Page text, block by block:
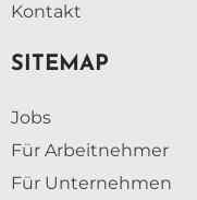
Kontakt
SITEMAP
Jobs
Für Arbeitnehmer
Für Unternehmen